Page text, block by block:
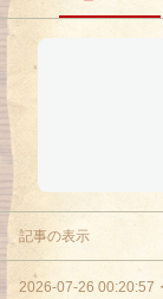
記事の表示
2026-07-26 00:20:57 ・